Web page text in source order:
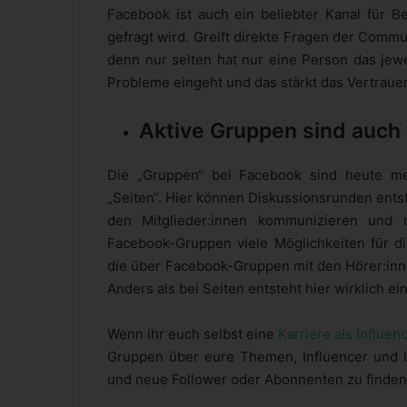
Facebook ist auch ein beliebter Kanal für
gefragt wird. Greift direkte Fragen der
denn nur selten hat nur eine Person das
Probleme eingeht und das stärkt das
Aktive Gruppen sind
Die „Gruppen“ bei Facebook sind heute
„Seiten“. Hier können Diskussionsrunden
den Mitglieder:innen kommunizieren
Facebook-Gruppen viele Möglichkeiten für
die über Facebook-Gruppen mit den
Anders als bei Seiten entsteht hier wirklich
Wenn ihr euch selbst eine Karriere als
Gruppen über eure Themen, Influencer
und neue Follower oder Abonnenten zu